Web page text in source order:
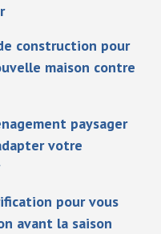
construction pour
maison contre
paysager
votre
pour vous
avant la saison